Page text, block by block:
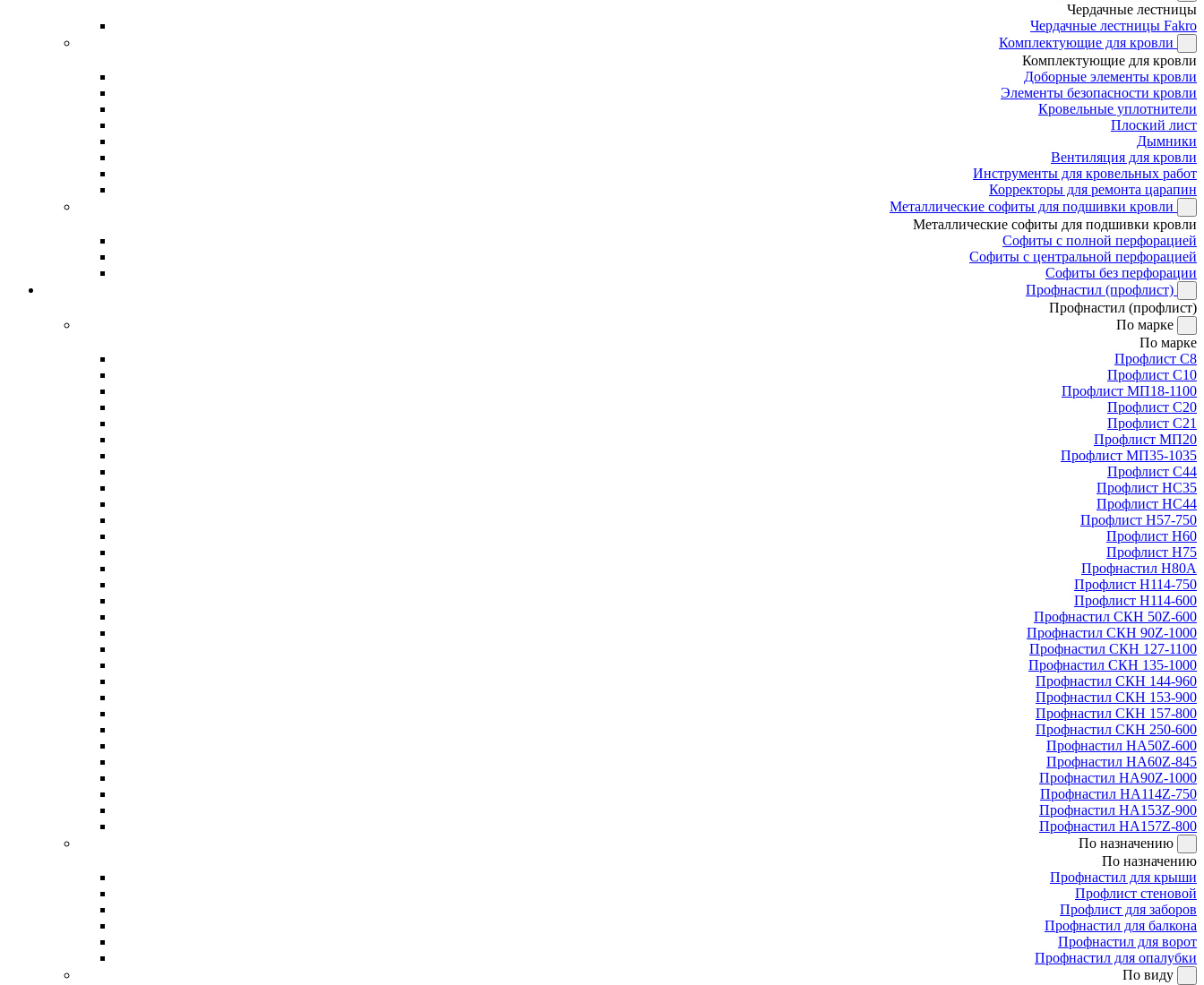
Чердачные лестницы
Чердачные лестницы Fakro
Комплектующие для кровли
Комплектующие для кровли
Доборные элементы кровли
Элементы безопасности кровли
Кровельные уплотнители
Плоский лист
Дымники
Вентиляция для кровли
Инструменты для кровельных работ
Корректоры для ремонта царапин
Металлические софиты для подшивки кровли
Металлические софиты для подшивки кровли
Софиты с полной перфорацией
Софиты с центральной перфорацией
Софиты без перфорации
Профнастил (профлист)
Профнастил (профлист)
По марке
По марке
Профлист С8
Профлист С10
Профлист МП18-1100
Профлист С20
Профлист С21
Профлист МП20
Профлист МП35-1035
Профлист С44
Профлист НС35
Профлист НС44
Профлист Н57-750
Профлист Н60
Профлист Н75
Профнастил Н80А
Профлист Н114-750
Профлист Н114-600
Профнастил СКН 50Z-600
Профнастил СКН 90Z-1000
Профнастил СКН 127-1100
Профнастил СКН 135-1000
Профнастил СКН 144-960
Профнастил СКН 153-900
Профнастил СКН 157-800
Профнастил СКН 250-600
Профнастил НА50Z-600
Профнастил НА60Z-845
Профнастил НА90Z-1000
Профнастил НА114Z-750
Профнастил НА153Z-900
Профнастил НА157Z-800
По назначению
По назначению
Профнастил для крыши
Профлист стеновой
Профлист для заборов
Профнастил для балкона
Профнастил для ворот
Профнастил для опалубки
По виду